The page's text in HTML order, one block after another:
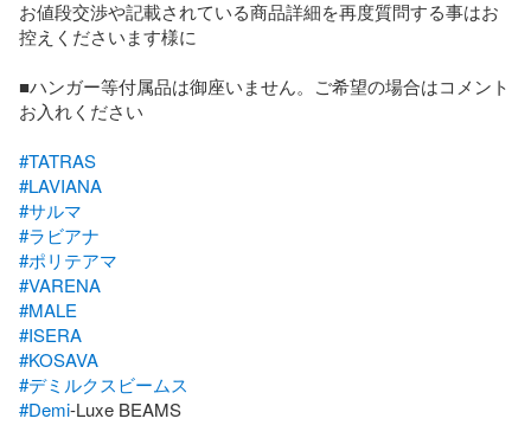
お値段交渉や記載されている商品詳細を再度質問する事はお
控えくださいます様に
■ハンガー等付属品は御座いません。ご希望の場合はコメント
お入れください
#TATRAS
#LAVIANA
#サルマ
#ラビアナ
#ポリテアマ
#VARENA
#MALE
#ISERA
#KOSAVA
#デミルクスビームス
#Demi